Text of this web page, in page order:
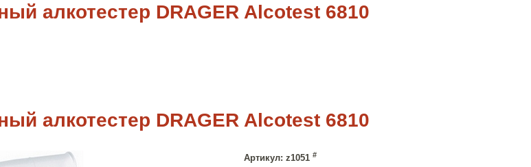
алкотестер DRAGER Alcotest 6810
алкотестер DRAGER Alcotest 6810
Артикул: z1051 #